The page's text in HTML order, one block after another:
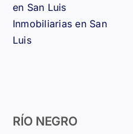
en San Luis
Inmobiliarias en San
Luis
RÍO NEGRO